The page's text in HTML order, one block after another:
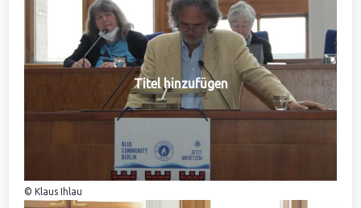
Titel hinzufügen
© Klaus Ihlau